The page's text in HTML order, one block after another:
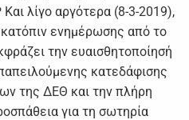
Και λίγο αργότερα (8-3-2019),
ενημέρωσης από το
την ευαισθητοποίησή
κατεδάφισης
της ΔΕΘ και την πλήρη
για τη σωτηρία